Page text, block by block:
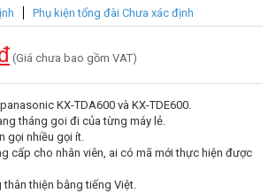
Phụ kiện tổng đài Chưa xác định
(Giá chưa bao gồm VAT)
KX-TDA600 và KX-TDE600.
tháng goi đi của từng máy lẻ.
gọi nhiều gọi ít.
cấp cho nhân viên, ai có mã mới thực hiện được
thân thiện bằng tiếng Việt.